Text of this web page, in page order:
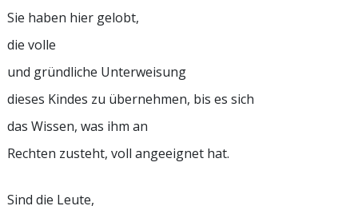
Sie haben hier gelobt,
die volle
und gründliche Unterweisung
dieses Kindes zu übernehmen, bis es sich
das Wissen, was ihm an
Rechten zusteht, voll angeeignet hat.
Sind die Leute,